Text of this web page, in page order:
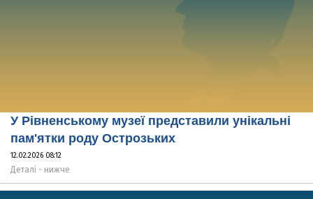
У Рівненському музеї представили унікальні
пам'ятки роду Острозьких
12.02.2026 08:12
Деталі - нижче